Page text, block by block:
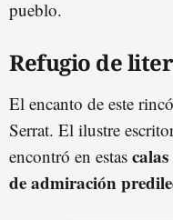
pueblo.
Refugio de
El encanto de este
Serrat. El ilustre
encontró en estas
de admiración